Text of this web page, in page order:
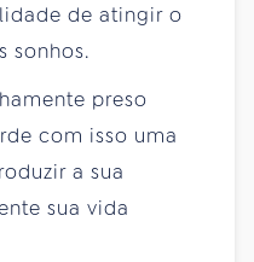
de atingir o
sonhos.
preso
com isso uma
a sua
sua vida